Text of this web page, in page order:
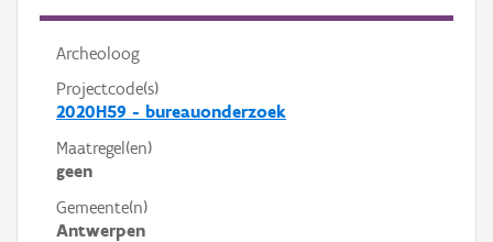
Archeoloog
Projectcode(s)
2020H59 - bureauonderzoek
Maatregel(en)
geen
Gemeente(n)
Antwerpen